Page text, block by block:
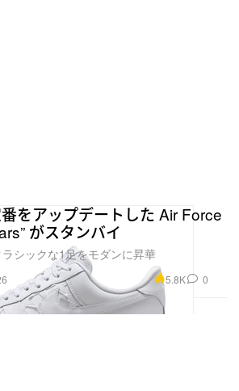
をアップデートした Air Force
がスタンバイ
シックな1足をモダンに昇華
5.8K 0